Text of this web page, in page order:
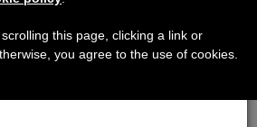
this page, clicking a link or
you agree to the use of cookies.